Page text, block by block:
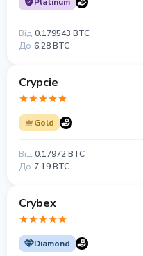
Від 0.179543 BTC
До 6.28 BTC
Crypcie
Gold
Від 0.17972 BTC
До 7.19 BTC
Crybex
Diamond